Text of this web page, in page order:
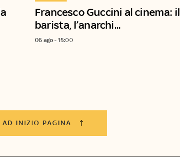
Francesco Guccini al cinema: il
barista, l’anarchi...
06 ago - 15:00
AD INIZIO PAGINA